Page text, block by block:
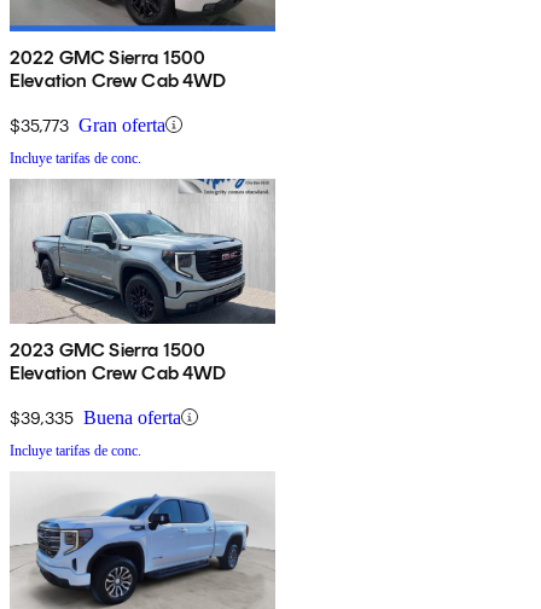
2022 GMC Sierra 1500
Elevation Crew Cab 4WD
$35,773 Gran oferta
Incluye tarifas de conc.
2023 GMC Sierra 1500
Elevation Crew Cab 4WD
$39,335 Buena oferta
Incluye tarifas de conc.